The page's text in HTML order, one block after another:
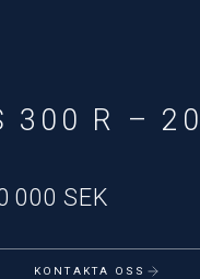
300 R –
000 SEK
KONTAKTA OSS